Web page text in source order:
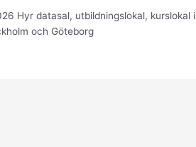
Hyr datasal, utbildningslokal, kurslokal i
och Göteborg